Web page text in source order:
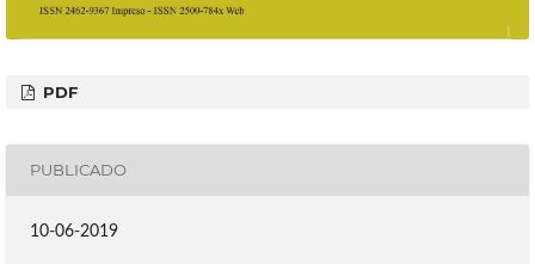
PDF
PUBLICADO
10-06-2019